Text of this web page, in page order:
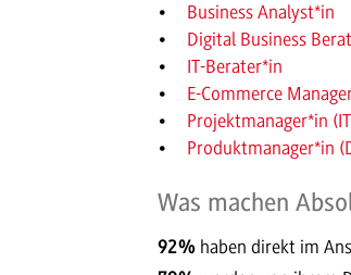
Business Analyst*in
Digital Business
IT-Berater*in
E-Commerce
Projektmanager*in
Produktmanager*in
Was machen
92% haben direkt im